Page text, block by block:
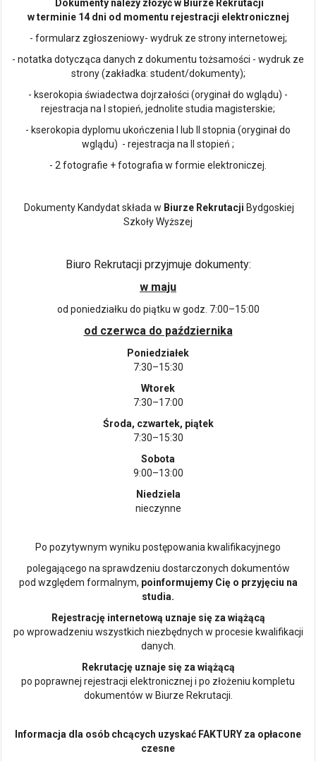
Dokumenty należy złożyć w Biurze Rekrutacji
w terminie 14 dni od momentu rejestracji elektronicznej
- formularz zgłoszeniowy- wydruk ze strony internetowej;
- notatka dotycząca danych z dokumentu tożsamości - wydruk ze
strony (zakładka: student/dokumenty);
- kserokopia świadectwa dojrzałości (oryginał do wglądu) -
rejestracja na I stopień, jednolite studia magisterskie;
- kserokopia dyplomu ukończenia I lub II stopnia (oryginał do
wglądu) - rejestracja na II stopień ;
- 2 fotografie + fotografia w formie elektroniczej.
Dokumenty Kandydat składa w Biurze Rekrutacji Bydgoskiej
Szkoły Wyższej
Biuro Rekrutacji przyjmuje dokumenty:
w maju
od poniedziałku do piątku w godz. 7:00–15:00
od czerwca do października
Poniedziałek
7:30–15:30
Wtorek
7:30–17:00
Środa, czwartek, piątek
7:30–15:30
Sobota
9:00–13:00
Niedziela
nieczynne
Po pozytywnym wyniku postępowania kwalifikacyjnego
polegającego na sprawdzeniu dostarczonych dokumentów
pod względem formalnym, poinformujemy Cię o przyjęciu na
studia.
Rejestrację internetową uznaje się za wiążącą
po wprowadzeniu wszystkich niezbędnych w procesie kwalifikacji
danych.
Rekrutację uznaje się za wiążącą
po poprawnej rejestracji elektronicznej i po złożeniu kompletu
dokumentów w Biurze Rekrutacji.
Informacja dla osób chcących uzyskać FAKTURY za opłacone
czesne